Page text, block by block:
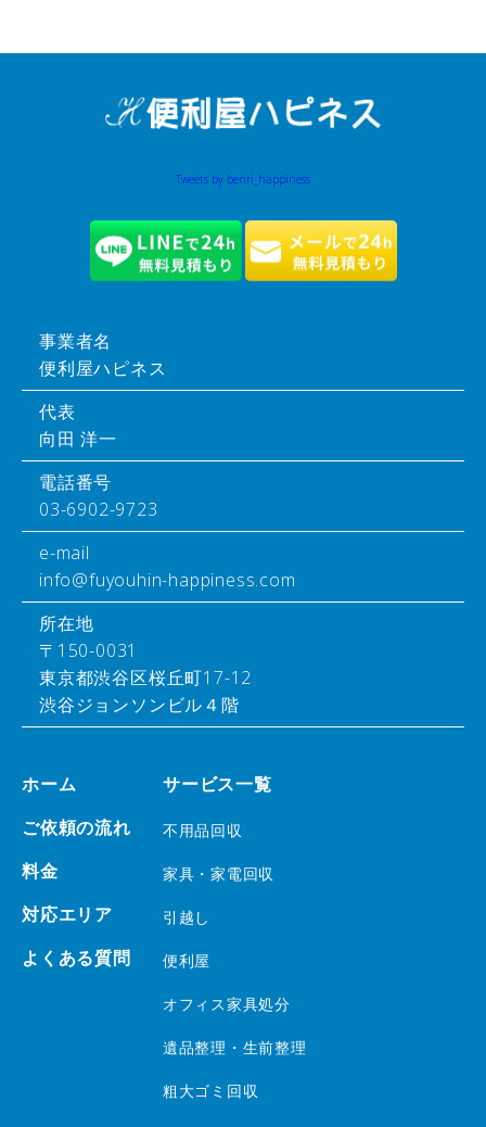
Tweets by benri_happiness
事業者名
便利屋ハピネス
代表
向田 洋一
電話番号
03-6902-9723
e-mail
info@fuyouhin-happiness.com
所在地
〒150-0031
東京都渋谷区桜丘町17-12
渋谷ジョンソンビル４階
ホーム
ご依頼の流れ
料金
対応エリア
よくある質問
サービス一覧
不用品回収
家具・家電回収
引越し
便利屋
オフィス家具処分
遺品整理・生前整理
粗大ゴミ回収